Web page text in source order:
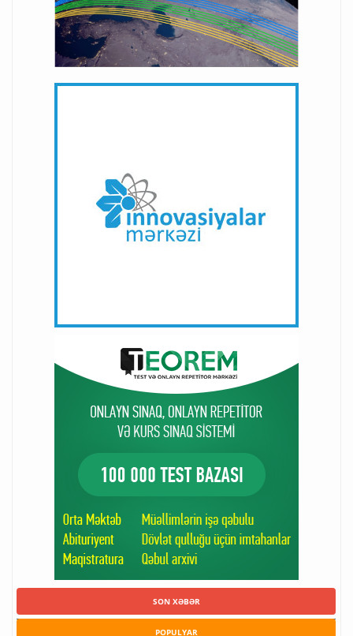
SON XƏBƏR
POPULYAR